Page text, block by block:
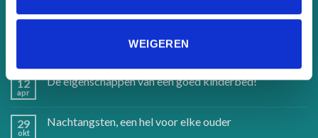
WEIGEREN
Handgemaakte kinderbedden en accessoires
12
apr
De eigenschappen van een goed kinderbed!
29
okt
Nachtangsten, een hel voor elke ouder